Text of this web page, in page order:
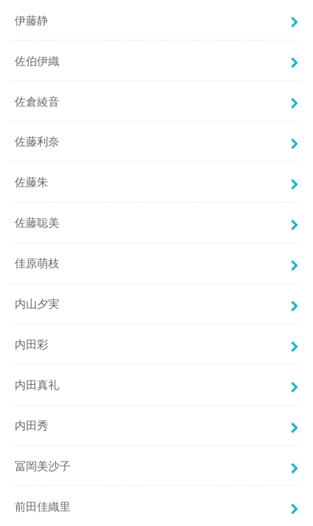
伊藤静
佐伯伊織
佐倉綾音
佐藤利奈
佐藤朱
佐藤聡美
佳原萌枝
内山夕実
内田彩
内田真礼
内田秀
冨岡美沙子
前田佳織里